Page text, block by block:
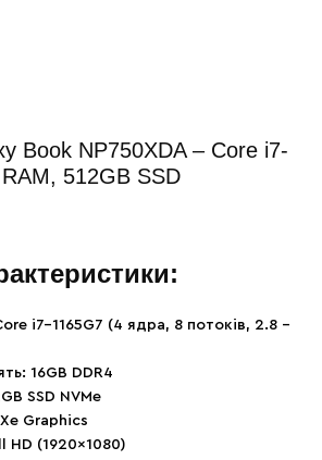
Book NP750XDA – Core i7-
512GB SSD
i7-1165G7 (4 ядра, 8 потоків, 2.8 –
16GB DDR4
SSD NVMe
Graphics
HD (1920×1080)